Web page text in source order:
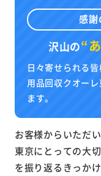
感謝
沢山の“
日々寄せられる
用品回収クオー
ます。
お客様からいただ
東京にとっての大
を振り返るきっか